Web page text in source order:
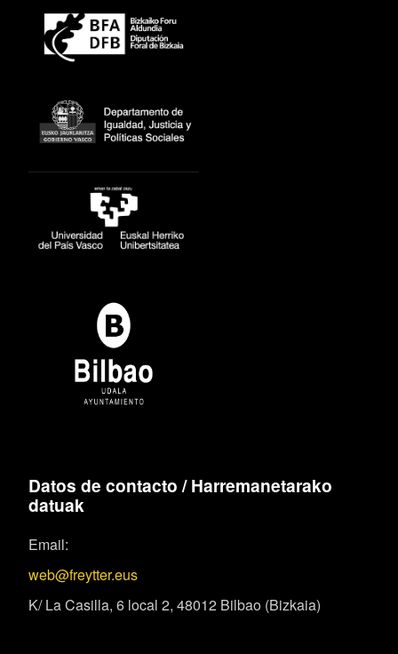
Datos de contacto / Harremanetarako
datuak
Email:
web@freytter.eus
K/ La Casilla, 6 local 2, 48012 Bilbao (Bizkaia)